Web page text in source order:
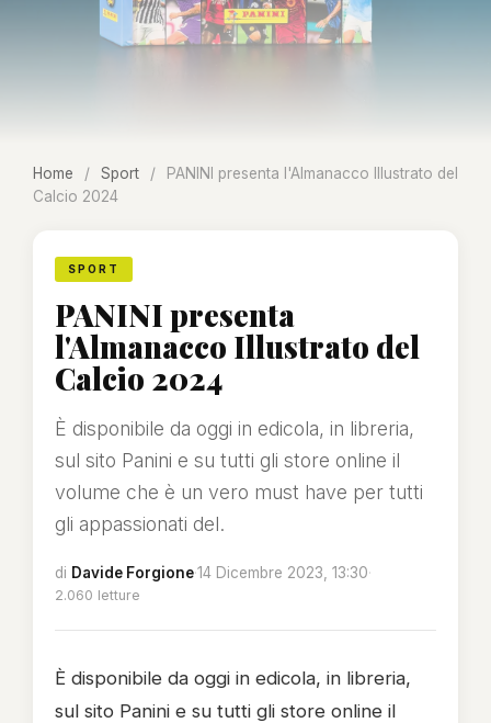
Home / Sport /
PANINI presenta l'Almanacco Illustrato del
Calcio 2024
SPORT
PANINI presenta
l'Almanacco Illustrato del
Calcio 2024
È disponibile da oggi in edicola, in libreria,
sul sito Panini e su tutti gli store online il
volume che è un vero must have per tutti
gli appassionati del.
di Davide Forgione·14 Dicembre 2023, 13:30·
2.060 letture
È disponibile da oggi in edicola, in libreria,
sul sito Panini e su tutti gli store online il